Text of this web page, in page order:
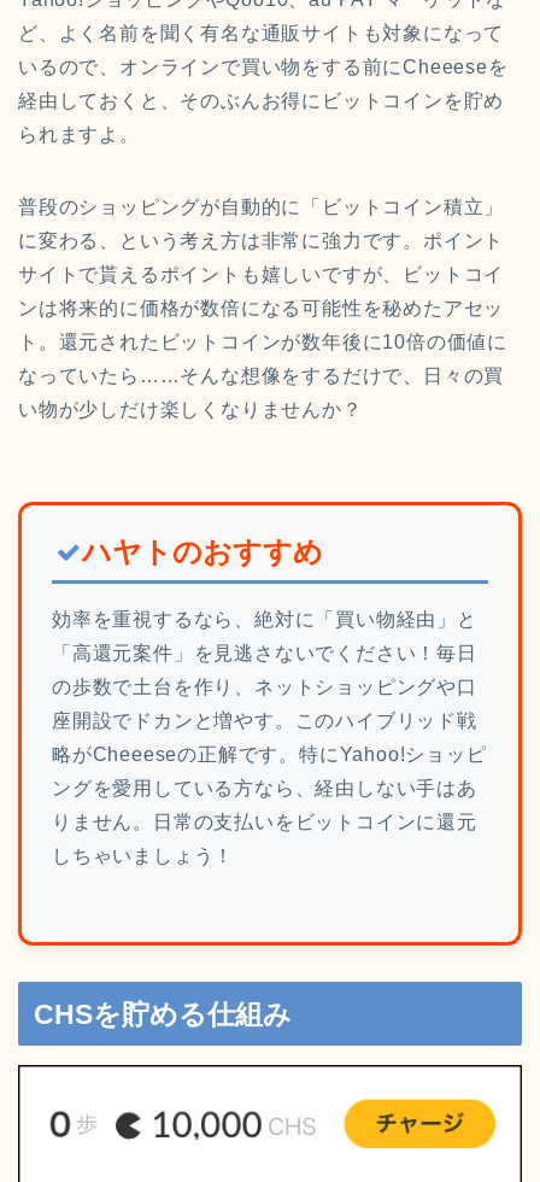
ど、よく名前を聞く有名な通販サイトも対象になって
いるので、オンラインで買い物をする前にCheeeseを
経由しておくと、そのぶんお得にビットコインを貯め
られますよ。
普段のショッピングが自動的に「ビットコイン積立」
に変わる、という考え方は非常に強力です。ポイント
サイトで貰えるポイントも嬉しいですが、ビットコイ
ンは将来的に価格が数倍になる可能性を秘めたアセッ
ト。還元されたビットコインが数年後に10倍の価値に
なっていたら……そんな想像をするだけで、日々の買
い物が少しだけ楽しくなりませんか？
ハヤトのおすすめ
効率を重視するなら、絶対に「買い物経由」と
「高還元案件」を見逃さないでください！毎日
の歩数で土台を作り、ネットショッピングや口
座開設でドカンと増やす。このハイブリッド戦
略がCheeeseの正解です。特にYahoo!ショッピ
ングを愛用している方なら、経由しない手はあ
りません。日常の支払いをビットコインに還元
しちゃいましょう！
CHSを貯める仕組み